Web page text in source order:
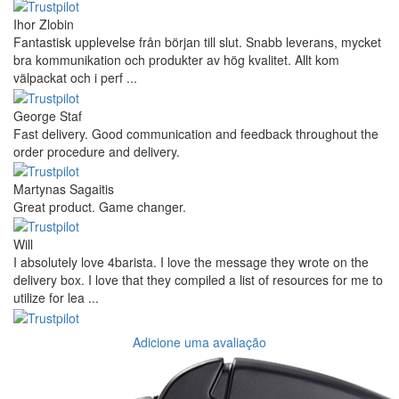
Ihor Zlobin
Fantastisk upplevelse från början till slut. Snabb leverans, mycket
bra kommunikation och produkter av hög kvalitet. Allt kom
välpackat och i perf ...
George Staf
Fast delivery. Good communication and feedback throughout the
order procedure and delivery.
Martynas Sagaitis
Great product. Game changer.
Will
I absolutely love 4barista. I love the message they wrote on the
delivery box. I love that they compiled a list of resources for me to
utilize for lea ...
Adicione uma avaliação